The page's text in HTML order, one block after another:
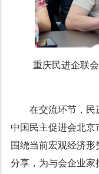
重庆民进企联
在交流环节，民
中国民主促进会北
围绕当前宏观经济
分享，为与会企业家